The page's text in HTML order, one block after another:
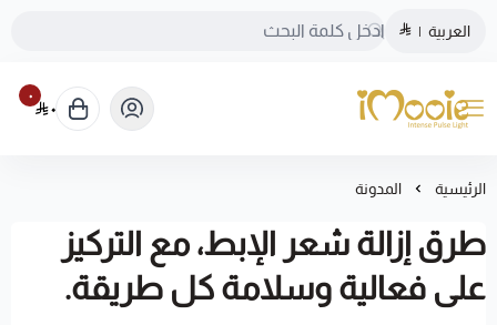
العربية |
الموقع الرسمي ليزر منزلي اي مووي
٠
٠
الرئيسية المدونة
طرق إزالة شعر الإبط، مع التركيز
على فعالية وسلامة كل طريقة.